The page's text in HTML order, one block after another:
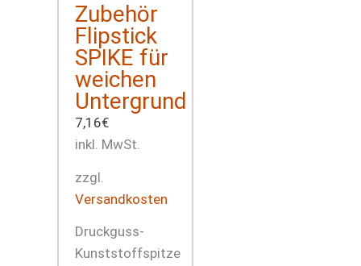
Zubehör
Flipstick
SPIKE für
weichen
Untergrund
7,16€
inkl. MwSt.
zzgl.
Versandkosten
Druckguss-
Kunststoffspitze